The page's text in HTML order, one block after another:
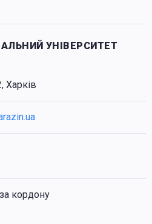
УНІВЕРСИТЕТ
Харків
кордону